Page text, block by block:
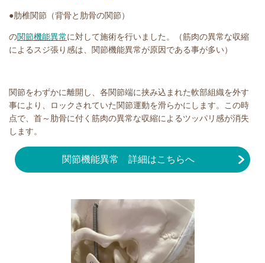
●肋椎関節（背骨と肋骨の関節）
の関節機能異常に対して施術を行いました。（筋肉の異常な収縮
によるスジ張り感は、関節機能異常が原因である事が多い）
関節をわずかに離開し、各関節端に挟み込まれた軟部組織を外す
事により、ロックされていた関節運動を滑らかにします。この時
点で、首～肋骨に付く筋肉の異常な収縮によるツッパリ感が消失
します。
関節機能異常 詳細はこちらへ